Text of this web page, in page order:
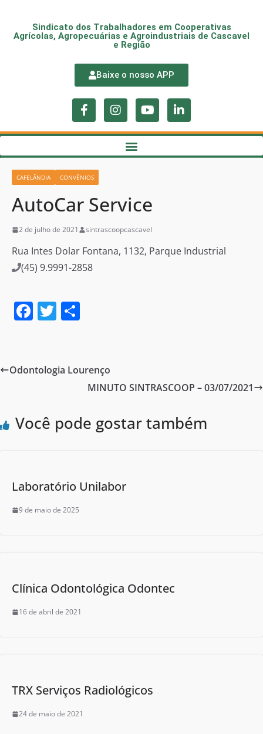
Sindicato dos Trabalhadores em Cooperativas
Agrícolas, Agropecuárias e Agroindustriais de Cascavel
e Região
Baixe o nosso APP
CAFELÂNDIA CONVÊNIOS
AutoCar Service
2 de julho de 2021 sintrascoopcascavel
Rua Intes Dolar Fontana, 1132, Parque Industrial
(45) 9.9991-2858
F
e
o
T
er e
Odontologia Lourenço
MINUTO SINTRASCOOP – 03/07/2021
Você pode gostar também
Laboratório Unilabor
9 de maio de 2025
Clínica Odontológica Odontec
16 de abril de 2021
TRX Serviços Radiológicos
24 de maio de 2021